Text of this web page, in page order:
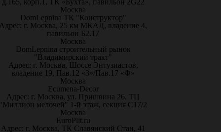
д.165, корп.1, ТК «Бухта», павильон 2G22
Москва
DomLepnina ТК "Конструктор"
г. Москва, 25 км МКАД, владение 4,
павильон Б2.17
Москва
DomLepnina строительный рынок
"Владимирский тракт"
Адрес: г. Москва, Шоссе Энтузиастов,
владение 19, Пав.12 «З»/Пав.17 «Ф»
Москва
Ecumena-Decor
Адрес: г. Москва, ул. Пришвина 26, ТЦ
мелочей" 1-й этаж, секция С17/2
Москва
EuroPlit.ru
Адрес: г. Москва, ТК Славянский Стан, 41